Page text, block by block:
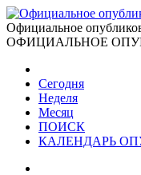
Официальное
ОФИЦИАЛЬНОЕ
Сегодня
Неделя
Месяц
ПОИСК
КАЛЕНДАРЬ